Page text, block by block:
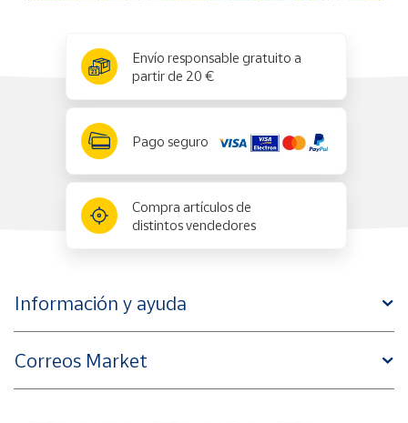
Envío responsable gratuito a
partir de 20 €
Pago seguro
Compra artículos de
distintos vendedores
Información y ayuda
Correos Market